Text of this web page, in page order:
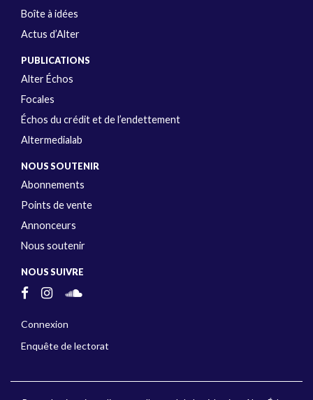
Boîte à idées
Actus d’Alter
PUBLICATIONS
Alter Échos
Focales
Échos du crédit et de l’endettement
Altermedialab
NOUS SOUTENIR
Abonnements
Points de vente
Annonceurs
Nous soutenir
NOUS SUIVRE
Connexion
Enquête de lectorat